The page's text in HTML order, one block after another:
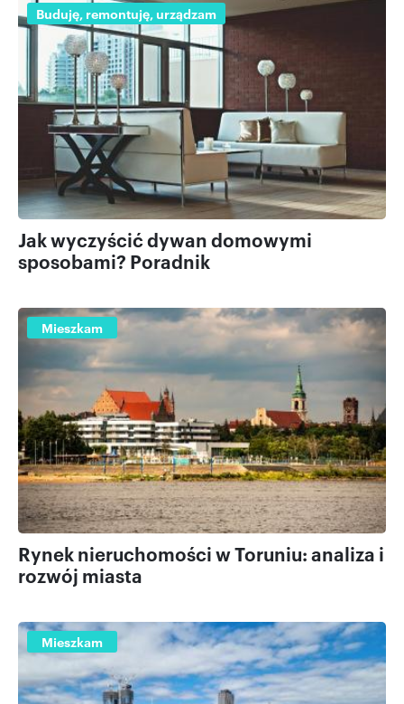
Buduję, remontuję, urządzam
Jak wyczyścić dywan domowymi
sposobami? Poradnik
Mieszkam
Rynek nieruchomości w Toruniu: analiza i
rozwój miasta
Mieszkam